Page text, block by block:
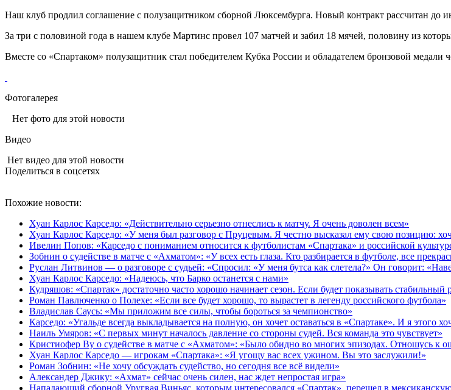
Наш клуб продлил соглашение с полузащитником сборной Люксембурга. Новый контракт рассчитан до
За три с половиной года в нашем клубе Мартинс провел 107 матчей и забил 18 мячей, половину из
Вместе со «Спартаком» полузащитник стал победителем Кубка России и обладателем бронзовой медали
Фотогалерея
Нет фото для этой новости
Видео
Нет видео для этой новости
Поделиться в соцсетях
Похожие новости:
Хуан Карлос Карседо: «Действительно серьезно отнеслись к матчу. Я очень доволен всем»
Хуан Карлос Карседо: «У меня был разговор с Пруцевым. Я честно высказал ему свою позицию:
Ивелин Попов: «Карседо с пониманием относится к футболистам «Спартака» и российской
Зобнин о судействе в матче с «Ахматом»: «У всех есть глаза. Кто разбирается в футболе, все
Руслан Литвинов — о разговоре с судьей: «Спросил: «У меня бутса как слетела?» Он говорит:
Хуан Карлос Карседо: «Надеюсь, что Барко останется с нами»
Кудряшов: «Спартак» достаточно часто хорошо начинает сезон. Если будет показывать стабильный
Роман Павлюченко о Полехе: «Если все будет хорошо, то вырастет в легенду российского футбола»
Владислав Саусь: «Мы приложим все силы, чтобы бороться за чемпионство»
Карседо: «Угальде всегда выкладывается на полную, он хочет оставаться в «Спартаке». И я этого
Наиль Умяров: «С первых минут началось давление со стороны судей. Вся команда это чувствует»
Кристиофер Ву о судействе в матче с «Ахматом»: «Было обидно во многих эпизодах. Отношусь к
Хуан Карлос Карседо — игрокам «Спартака»: «Я угощу вас всех ужином. Вы это заслужили!»
Роман Зобнин: «Не хочу обсуждать судейство, но сегодня все всё видели»
Александер Джику: «Ахмат» сейчас очень силен, нас ждет непростая игра»
Нападающий сборной Уругвая Виньяс, которым интересовался «Спартак», перешел в